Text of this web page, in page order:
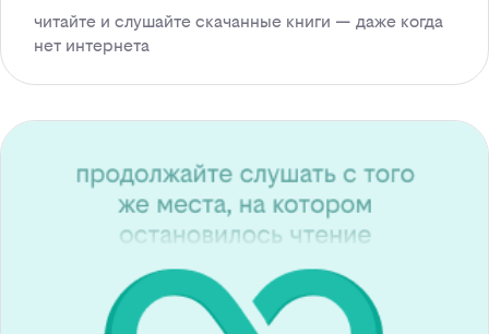
читайте и слушайте скачанные книги — даже когда
нет интернета